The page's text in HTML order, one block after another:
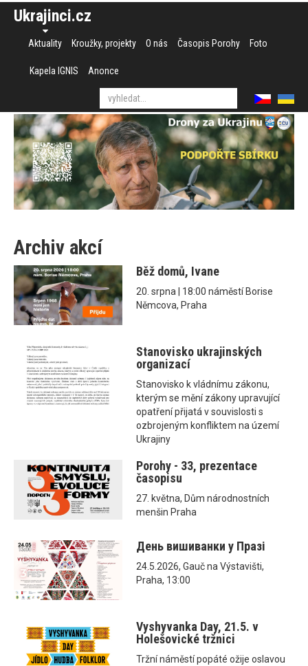
Ukrajinci.cz
Aktuality Kroužky, projekty O nás Časopis Porohy Foto
Kapela IGNIS Anonce
Archiv akcí
Běž domů, Ivane
20. srpna | 18:00 náměstí Borise
Němcova, Praha
Stanovisko ukrajinských
organizací
Stanovisko k vládnímu zákonu,
kterým se mění zákony upravující
opatření přijatá v souvislosti s
ozbrojeným konfliktem na území
Ukrajiny
Porohy - 33, prezentace
časopisu
27. května, Dům národnostních
menšin Praha
День вишиванки у Празі
24.5.2026, Gauč na Výstavišti,
Praha, 13:00
Vyshyvanka Day, 21.5. v
Holešovické tržnici
Tržní náměstí popáté ožije oslavou